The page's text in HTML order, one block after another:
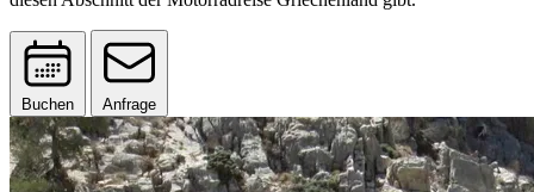
Buchen Anfrage